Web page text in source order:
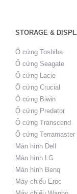
STORAGE &
Ổ cứng Toshiba
Ổ cứng Seagate
Ổ cứng Lacie
Ổ cứng Crucial
Ổ cứng Biwin
Ổ cứng Predator
Ổ cứng Transcend
Ổ cứng Terramaster
Màn hình Dell
Màn hình LG
Màn hình Benq
Máy chiếu Eroc